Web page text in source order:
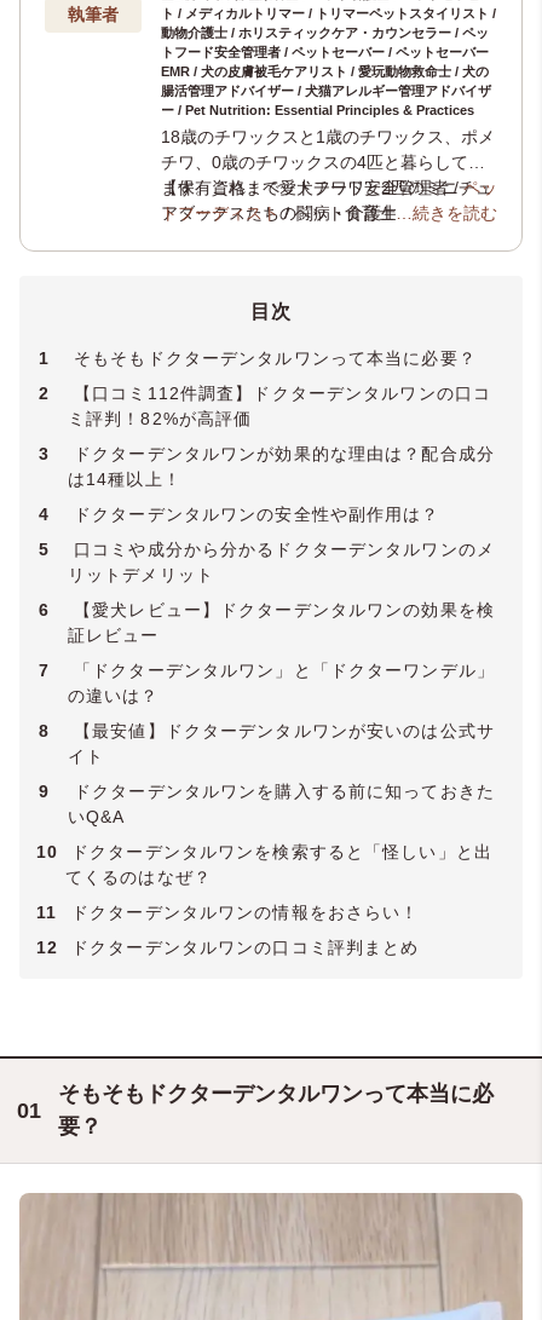
執筆者
ト / メディカルトリマー / トリマーペットスタイリスト /
動物介護士 / ホリスティックケア・カウンセラー / ペッ
トフード安全管理者 / ペットセーバー / ペットセーバー
EMR / 犬の皮膚被毛ケアリスト / 愛玩動物救命士 / 犬の
腸活管理アドバイザー / 犬猫アレルギー管理アドバイザ
ー / Pet Nutrition: Essential Principles & Practices
18歳のチワックスと1歳のチワックス、ポメ
チワ、0歳のチワックスの4匹と暮らしてい
ます。これまで愛犬チワワと2匹のミニチュ
アダックスたちの闘病・介護生活の経験か
や老犬と暮らす飼い主様のためのオ
し、専門知識と実体験をもとにケアや食
事、介護支援を行っています。実店舗にお
ける老犬のトータルケアサロン開業に向け
準備中。
【保有資格：ペットフード安全管理者 /ペッ
トフーディスト/ ペット食育士1級 /犬の管
ア・カウンセラー
皮膚被毛ケアリスト / 愛玩動物救命士 / 犬の
腸活管理アドバイザー / 犬猫アレルギー管理
アドバイザー / Pet Nutrition: Essential
Principles & Practices /
YMAA薬機法・医療
法適法広告取扱個人認証規格】
…続きを読む
目次
1
そもそもドクターデンタルワンって本当に必要？
2
【口コミ112件調査】ドクターデンタルワンの口コ
ミ評判！82%が高評価
3
ドクターデンタルワンが効果的な理由は？配合成分
は14種以上！
4
ドクターデンタルワンの安全性や副作用は？
5
口コミや成分から分かるドクターデンタルワンのメ
リットデメリット
6
【愛犬レビュー】ドクターデンタルワンの効果を検
証レビュー
7
「ドクターデンタルワン」と「ドクターワンデル」
の違いは？
8
【最安値】ドクターデンタルワンが安いのは公式サ
イト
9
ドクターデンタルワンを購入する前に知っておきた
いQ&A
10
ドクターデンタルワンを検索すると「怪しい」と出
てくるのはなぜ？
11
ドクターデンタルワンの情報をおさらい！
12
ドクターデンタルワンの口コミ評判まとめ
そもそもドクターデンタルワンって本当に必
要？